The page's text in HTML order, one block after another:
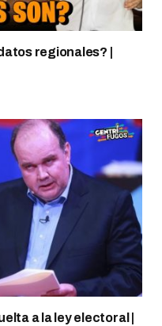
regionales? |
a la ley electoral |